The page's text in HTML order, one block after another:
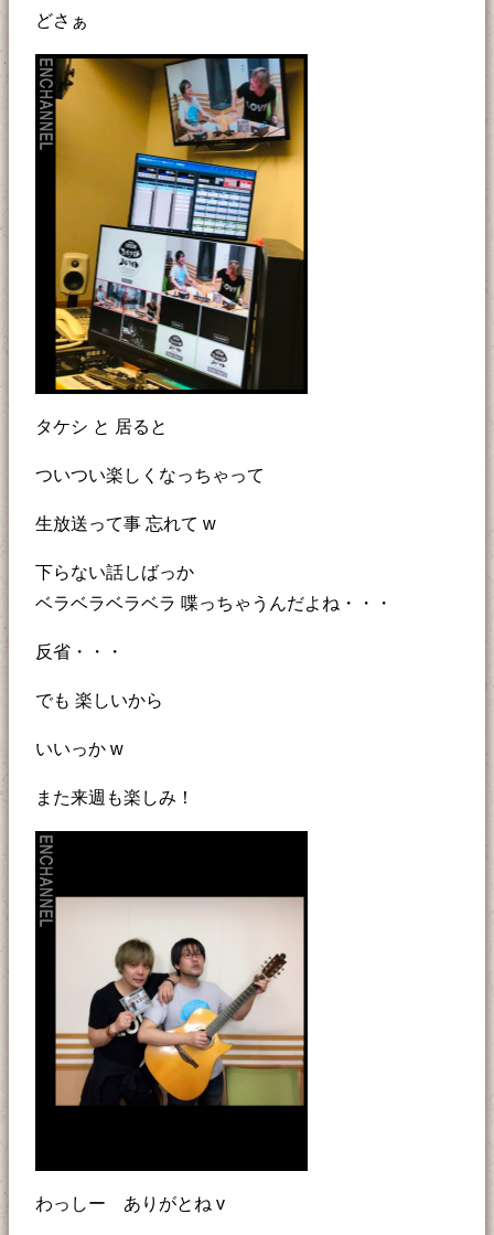
どさぁ
タケシ と 居ると
ついつい楽しくなっちゃって
生放送って事 忘れて w
下らない話しばっか
ベラベラベラベラ 喋っちゃうんだよね・・・
反省・・・
でも 楽しいから
いいっか w
また来週も楽しみ！
わっしー ありがとね v